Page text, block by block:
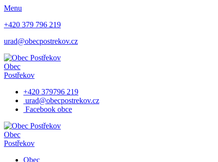
Menu
+420 379 796 219
urad@obecpostrekov.cz
Obec
Postřekov
+420 379796 219
urad@obecpostrekov.cz
Facebook​ obce
Obec
Postřekov
Obec